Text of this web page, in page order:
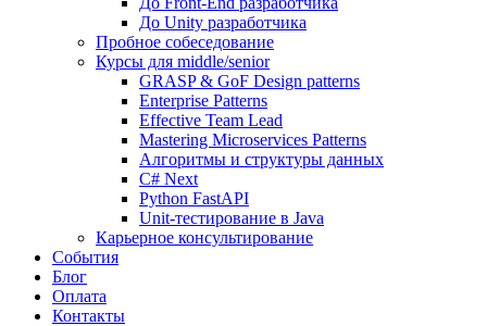
До Unity разработчика
Пробное собеседование
Курсы для middle/senior
GRASP & GoF Design patterns
Enterprise Patterns
Effective Team Lead
Mastering Microservices Patterns
Алгоритмы и структуры данных
C# Next
Python FastAPI
Unit-тестирование в Java
Карьерное консультирование
События
Блог
Оплата
Контакты